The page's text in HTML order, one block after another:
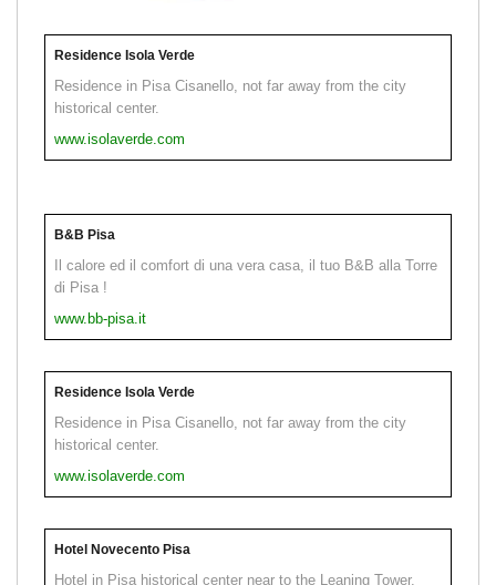
Residence Isola Verde
Residence in Pisa Cisanello, not far away from the city
historical center.
www.isolaverde.com
B&B Pisa
Il calore ed il comfort di una vera casa, il tuo B&B alla Torre
di Pisa !
www.bb-pisa.it
Residence Isola Verde
Residence in Pisa Cisanello, not far away from the city
historical center.
www.isolaverde.com
Hotel Novecento Pisa
Hotel in Pisa historical center near to the Leaning Tower.